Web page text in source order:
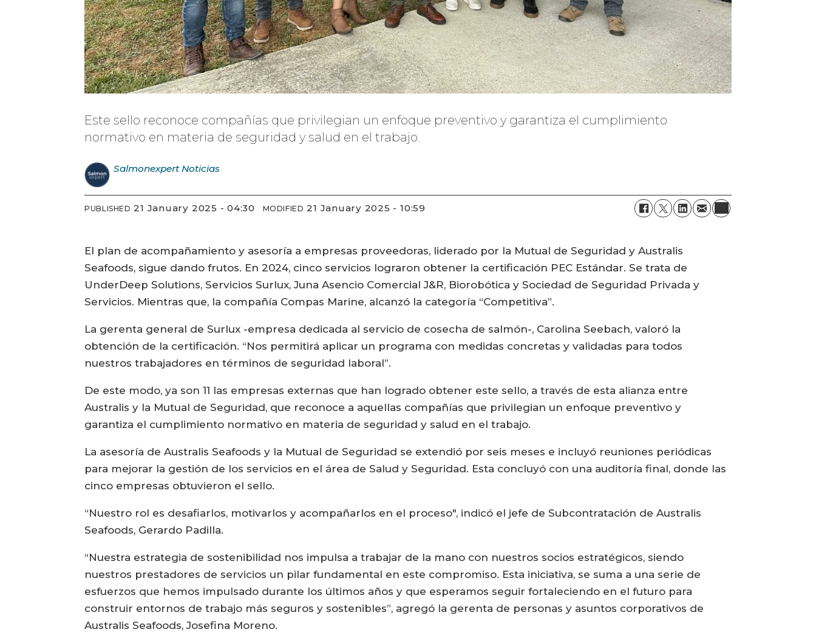
Este sello reconoce compañías que privilegian un enfoque preventivo y garantiza el cumplimiento
normativo en materia de seguridad y salud en el trabajo.
Salmonexpert Noticias
PUBLISHED 21 January 2025 - 04:30 MODIFIED 21 January 2025 - 10:59
El plan de acompañamiento y asesoría a empresas proveedoras, liderado por la Mutual de Seguridad y Australis
Seafoods, sigue dando frutos. En 2024, cinco servicios lograron obtener la certificación PEC Estándar. Se trata de
UnderDeep Solutions, Servicios Surlux, Juna Asencio Comercial J&R, Biorobótica y Sociedad de Seguridad Privada y
Servicios. Mientras que, la compañía Compas Marine, alcanzó la categoría “Competitiva”.
La gerenta general de Surlux -empresa dedicada al servicio de cosecha de salmón-, Carolina Seebach, valoró la
obtención de la certificación. “Nos permitirá aplicar un programa con medidas concretas y validadas para todos
nuestros trabajadores en términos de seguridad laboral”.
De este modo, ya son 11 las empresas externas que han logrado obtener este sello, a través de esta alianza entre
Australis y la Mutual de Seguridad, que reconoce a aquellas compañías que privilegian un enfoque preventivo y
garantiza el cumplimiento normativo en materia de seguridad y salud en el trabajo.
La asesoría de Australis Seafoods y la Mutual de Seguridad se extendió por seis meses e incluyó reuniones periódicas
para mejorar la gestión de los servicios en el área de Salud y Seguridad. Esta concluyó con una auditoría final, donde las
cinco empresas obtuvieron el sello.
“Nuestro rol es desafiarlos, motivarlos y acompañarlos en el proceso", indicó el jefe de Subcontratación de Australis
Seafoods, Gerardo Padilla.
“Nuestra estrategia de sostenibilidad nos impulsa a trabajar de la mano con nuestros socios estratégicos, siendo
nuestros prestadores de servicios un pilar fundamental en este compromiso. Esta iniciativa, se suma a una serie de
esfuerzos que hemos impulsado durante los últimos años y que esperamos seguir fortaleciendo en el futuro para
construir entornos de trabajo más seguros y sostenibles”, agregó la gerenta de personas y asuntos corporativos de
Australis Seafoods, Josefina Moreno.